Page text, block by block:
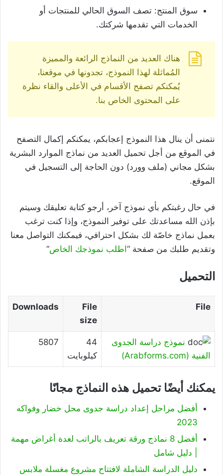
سوق المنتج: تصف السوق الحالي للمنتجات أو
الخدمات التي تقدمها شركتك.
هناك العديد من النماذج الرائعة والمميزة
المُماثلة لهذا النموذج، تجدونها في موقعنا،
يُمكنكم تصفح الأقسام في الأعلى والقاء نظرة
على المحتوى الخاص بنا.
نتمنى أن ينال هذا النموذج إعجابكم، يمكنكم إكمال التصفح
في الموقع من أجل تحميل العديد من نماذج الموارد البشرية
بشكل مجاني (ملف وورد) دون الحاجة إلى التسجيل في
الموقع.
في حال رغبتكم بأي نموذج آخر، أرجو كتابة تعليقك وسيتم
بإذن الله مساعدتك على توفير النموذج، وإذا كنت ترغب
بعمل نماذج خاصّة لك بشكل احترافي، فيمكنك التواصل معنا
وتقديم طلبك من صفحة “ اطلب نموذجك الخاص“
التحميل
File
File
size
Downloads
نموذج دراسة الجدوى
الفنية (Arabforms.com)
44
كيلوبايت
5807
يمكنك أيضًا تحميل هذه النماذج مجانًا
أفضل مراحل إعداد دراسة جدوى محل خضار وفواكه
2023
أفضل 8 نماذج ورقة تعريف بالراتب لعدة أغراض مهمة
| دليل شامل
دليل الدراسة الشاملة لافتتاح مشروع مغسلة ملابس